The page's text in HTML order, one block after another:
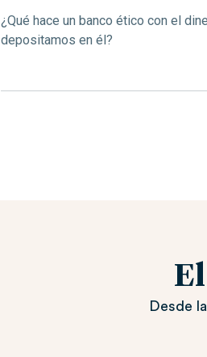
¿Qué hace un banco ético con el
depositamos en él?
Desde